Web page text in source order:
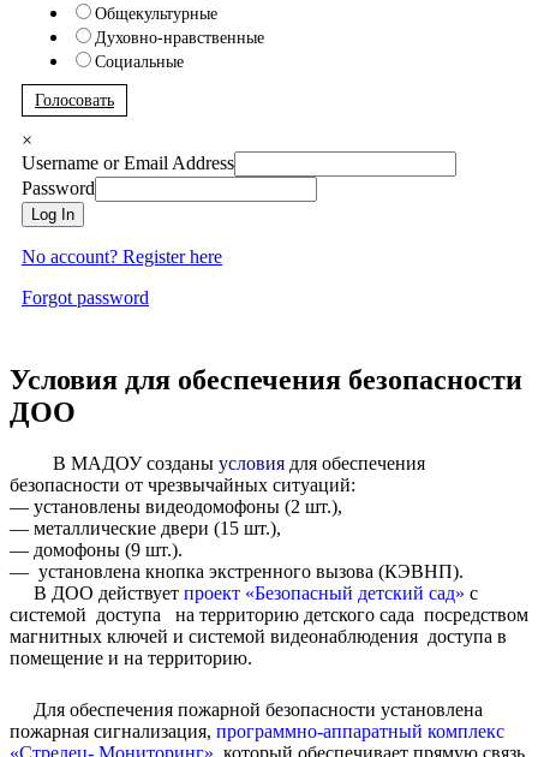
Общекультурные
Духовно-нравственные
Социальные
Голосовать
×
Username or Email Address
Password
Log In
No account? Register here
Forgot password
Условия для обеспечения безопасности
ДОО
В МАДОУ созданы условия для обеспечения
безопасности от чрезвычайных ситуаций:
— установлены видеодомофоны (2 шт.),
— металлические двери (15 шт.),
— домофоны (9 шт.).
— установлена кнопка экстренного вызова (КЭВНП).
В ДОО действует проект «Безопасный детский сад» с
системой доступа на территорию детского сада посредством
магнитных ключей и системой видеонаблюдения доступа в
помещение и на территорию.
Для обеспечения пожарной безопасности установлена
пожарная сигнализация, программно-аппаратный комплекс
«Стрелец- Мониторинг» , который обеспечивает прямую связь